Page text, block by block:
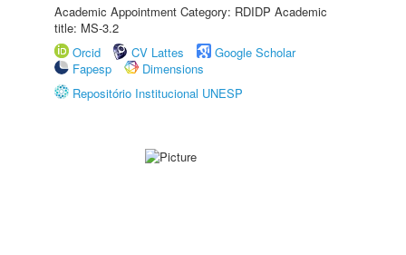
Academic Appointment Category: RDIDP Academic
title: MS-3.2
Orcid
CV Lattes
Google Scholar
Fapesp
Dimensions
Repositório Institucional UNESP